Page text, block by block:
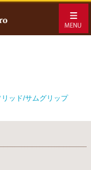
リッド/サムグリップ